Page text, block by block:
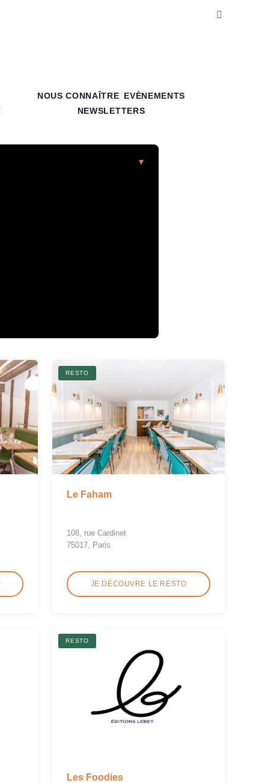
NOUS CONNAÎTRE
EVÈNEMENTS
NEWSLETTERS
RESTO
Le Faham
108, rue Cardinet
75017, Paris
JE DÉCOUVRE LE RESTO
RESTO
Les Foodies